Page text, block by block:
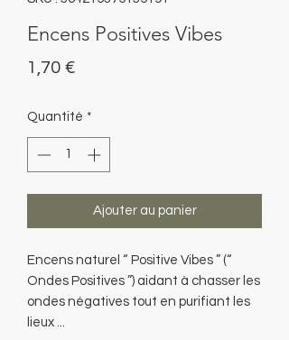
Encens Positives Vibes
1,70 €Prix
Quantité *
Ajouter au panier
Encens naturel “ Positive Vibes ” (“
Ondes Positives ”) aidant à chasser les
ondes négatives tout en purifiant les
lieux ...